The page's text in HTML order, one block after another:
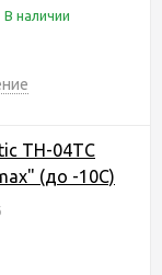
В наличии
ТН-04ТС
(до -10С)